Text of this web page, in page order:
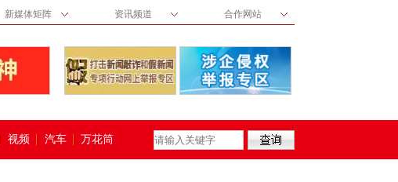
新媒体矩阵 资讯频道 合作网站
视频 汽车 万花筒